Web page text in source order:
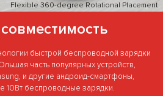
Flexible 360-degree Rotational Placement
быстрой беспроводной зарядки
часть популярных устройств,
и другие андроид-смартфоны,
10Вт беспроводные зарядки.